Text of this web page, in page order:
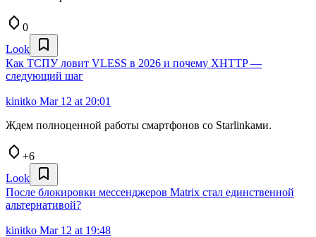
0
Look
Как ТСПУ ловит VLESS в 2026 и почему XHTTP —
следующий шаг
kinitko Mar 12 at 20:01
Ждем полноценной работы смартфонов со Starlinkами.
+6
Look
После блокировки мессенджеров Matrix стал единственной
альтернативой?
kinitko Mar 12 at 19:48